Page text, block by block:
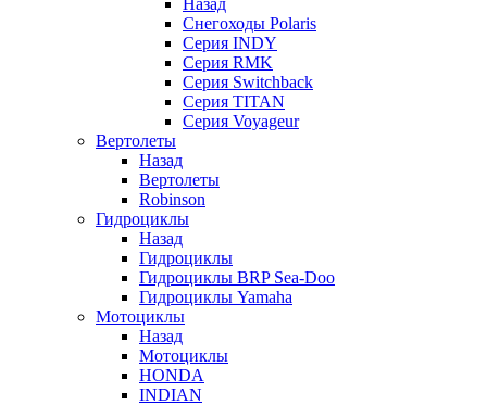
Назад
Снегоходы Polaris
Серия INDY
Серия RMK
Серия Switchback
Серия TITAN
Серия Voyageur
Вертолеты
Назад
Вертолеты
Robinson
Гидроциклы
Назад
Гидроциклы
Гидроциклы BRP Sea-Doo
Гидроциклы Yamaha
Мотоциклы
Назад
Мотоциклы
HONDA
INDIAN